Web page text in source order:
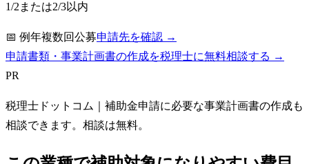
1/2または2/3以内
📅 例年複数回公募申請先を確認 →
申請書類・事業計画書の作成を税理士に無料相談する →
PR
税理士ドットコム
｜補助金申請に必要な事業計画書の作成も
相談できます。相談は無料。